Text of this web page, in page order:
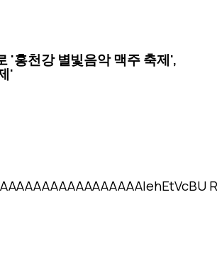
'홍천강 별빛음악 맥주 축제',
'